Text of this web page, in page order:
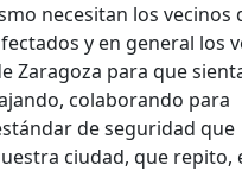
necesitan los vecinos
y en general los
Zaragoza para que
colaborando para
de seguridad que
ciudad, que repito,